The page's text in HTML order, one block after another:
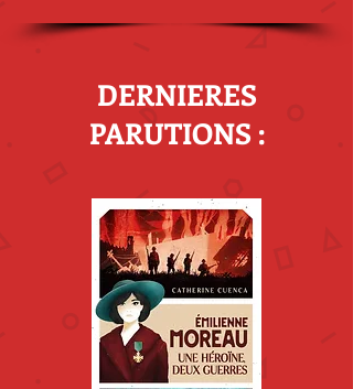
DERNIERES
PARUTIONS :